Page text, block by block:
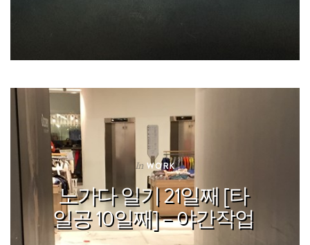
In WORK
노가다 일기 21일째 [타
일공 10일째] – 야간작업